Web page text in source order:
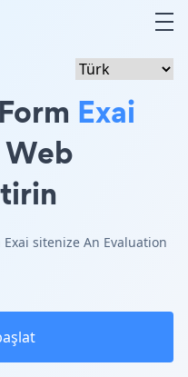
Exai
Exai sitenize An Evaluation